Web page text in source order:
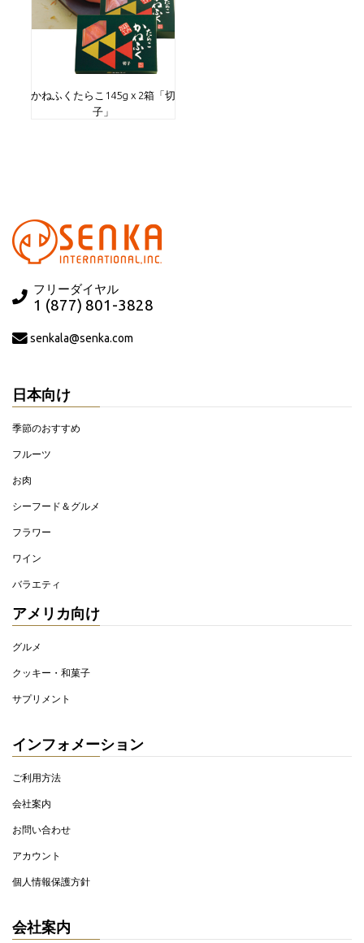
かねふくたらこ145g x 2箱「切
子」
フリーダイヤル
1 (877) 801-3828
senkala@senka.com
日本向け
季節のおすすめ
フルーツ
お肉
シーフード＆グルメ
フラワー
ワイン
バラエティ
アメリカ向け
グルメ
クッキー・和菓子
サプリメント
インフォメーション
ご利用方法
会社案内
お問い合わせ
アカウント
個人情報保護方針
会社案内